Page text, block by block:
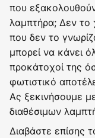
που
λαμπτήρα; Δεν το
που δεν το
μπορεί να κάνει
προκάτοχοί της
φωτιστικό
Ας ξεκινήσουμε
διαθέσιμων
Διαβάστε επίσης